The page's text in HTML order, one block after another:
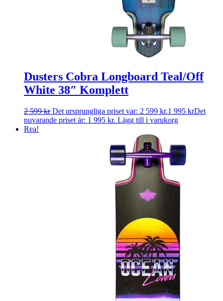
Dusters Cobra Longboard Teal/Off
White 38″ Komplett
2 599kr Det ursprungliga priset var: 2 599 kr.1 995 krDet
nuvarande priset är: 1 995 kr. Lägg till i varukorg
Rea!